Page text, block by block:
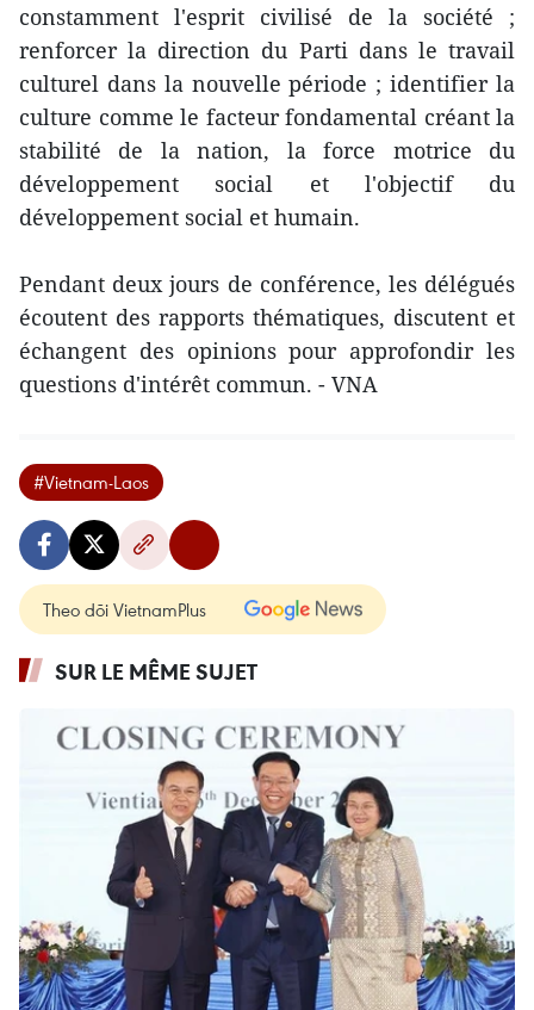
constamment l'esprit civilisé de la société ;
renforcer la direction du Parti dans le travail
culturel dans la nouvelle période ; identifier la
culture comme le facteur fondamental créant la
stabilité de la nation, la force motrice du
développement social et l'objectif du
développement social et humain.
Pendant deux jours de conférence, les délégués
écoutent des rapports thématiques, discutent et
échangent des opinions pour approfondir les
questions d'intérêt commun. - VNA
#Vietnam-Laos
Theo dõi VietnamPlus
SUR LE MÊME SUJET